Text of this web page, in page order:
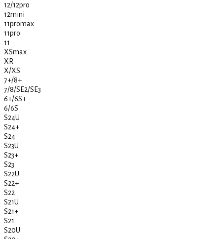
12/12pro
12mini
11promax
11pro
11
XSmax
XR
X/XS
7+/8+
7/8/SE2/SE3
6+/6S+
6/6S
S24U
S24+
S24
S23U
S23+
S23
S22U
S22+
S22
S21U
S21+
S21
S20U